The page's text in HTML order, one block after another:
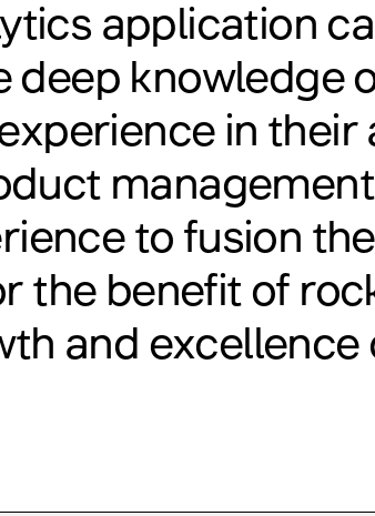
application
deep knowledge
in
to fusion
the benefit of
and